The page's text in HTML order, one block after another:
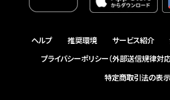
ヘルプ 推奨環境 サービス紹介
プライバシーポリシー（外部送信規律対応
特定商取引法の表示